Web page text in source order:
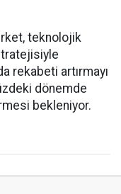
teknolojik
rekabeti artırmayı
dönemde
bekleniyor.